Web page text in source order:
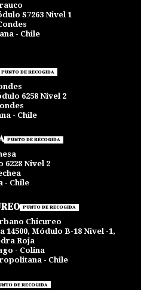
S7263 Nivel 1
- Chile
PUNTO DE RECOGIDA
6258 Nivel 2
- Chile
PUNTO DE RECOGIDA
6228 Nivel 2
- Chile
PUNTO DE RECOGIDA
Chicureo
Módulo B-18 Nivel -1,
Roja
- Colina
- Chile
DE RECOGIDA